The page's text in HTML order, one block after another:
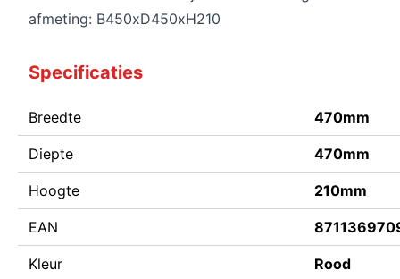
afmeting: B450xD450xH210
Specificaties
Breedte 470mm
Diepte 470mm
Hoogte 210mm
EAN
Kleur Rood